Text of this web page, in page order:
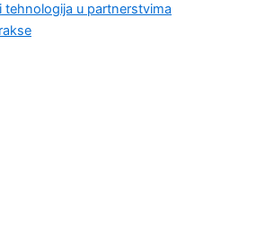
tehnologija u partnerstvima